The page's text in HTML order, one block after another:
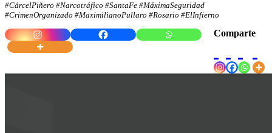
#CárcelPiñero #Narcotráfico #SantaFe #MáximaSeguridad
#CrimenOrganizado #MaximilianoPullaro #Rosario #ElInfierno
Comparte